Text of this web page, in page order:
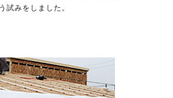
試みをしました。